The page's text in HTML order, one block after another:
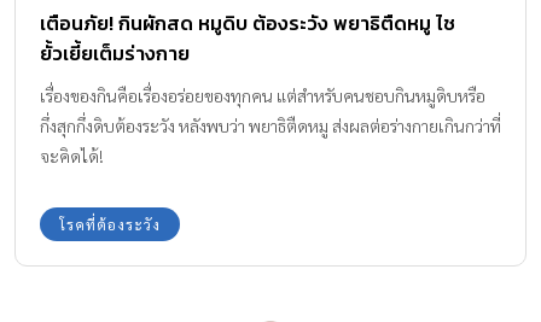
เตือนภัย! กินผักสด หมูดิบ ต้องระวัง พยาธิตืดหมู ไช
ยั้วเยี้ยเต็มร่างกาย
เรื่องของกินคือเรื่องอร่อยของทุกคน แต่สำหรับคนชอบกินหมูดิบหรือ
กึ่งสุกกึ่งดิบต้องระวัง หลังพบว่า พยาธิตืดหมู ส่งผลต่อร่างกายเกินกว่าที่
จะคิดได้!
โรคที่ต้องระวัง